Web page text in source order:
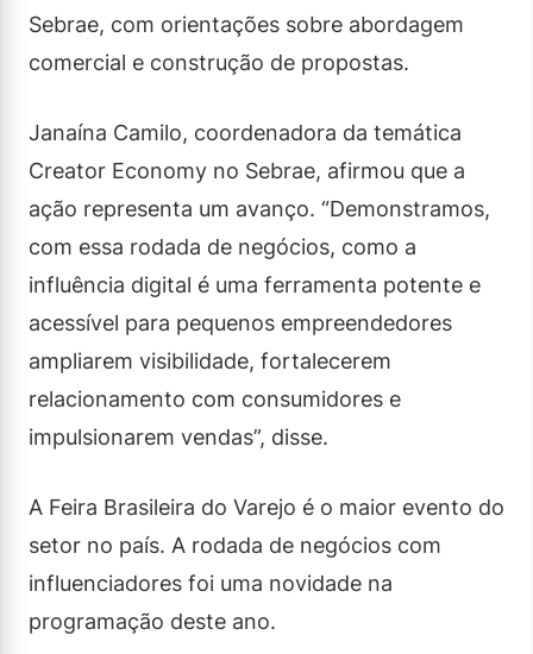
Sebrae, com orientações sobre abordagem
comercial e construção de propostas.
Janaína Camilo, coordenadora da temática
Creator Economy no Sebrae, afirmou que a
ação representa um avanço. “Demonstramos,
com essa rodada de negócios, como a
influência digital é uma ferramenta potente e
acessível para pequenos empreendedores
ampliarem visibilidade, fortalecerem
relacionamento com consumidores e
impulsionarem vendas”, disse.
A Feira Brasileira do Varejo é o maior evento do
setor no país. A rodada de negócios com
influenciadores foi uma novidade na
programação deste ano.